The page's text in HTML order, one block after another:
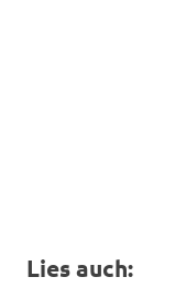
Lies auch: